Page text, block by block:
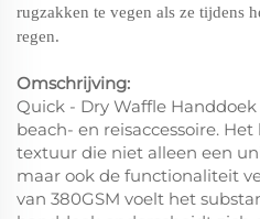
rugzakken te vegen als ze tijdens
regen.
Omschrijving:
Quick - Dry Waffle
beach- en reisaccessoire.
textuur die niet alleen een
maar ook de functionaliteit
van 380GSM voelt het